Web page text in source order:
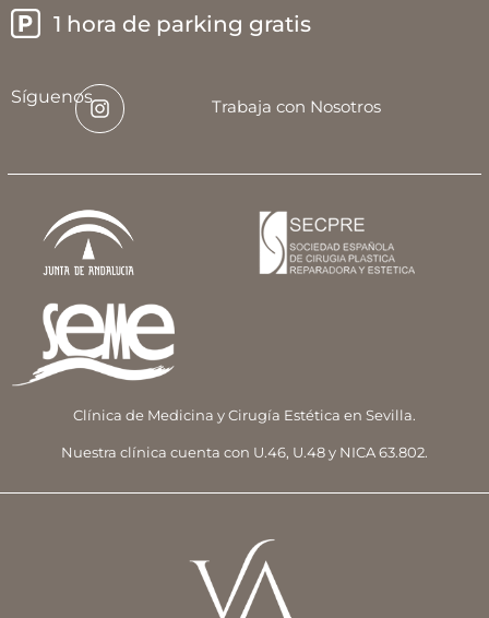
1 hora de parking gratis
Síguenos Trabaja con Nosotros
Clínica de Medicina y Cirugía Estética en Sevilla.
Nuestra clínica cuenta con U.46, U.48 y NICA 63.802.